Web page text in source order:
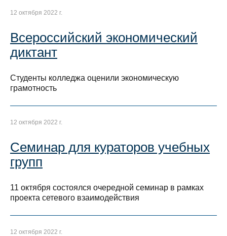
12 октября 2022 г.
Всероссийский экономический
диктант
Студенты колледжа оценили экономическую
грамотность
12 октября 2022 г.
Семинар для кураторов учебных
групп
11 октября состоялся очередной семинар в рамках
проекта сетевого взаимодействия
12 октября 2022 г.